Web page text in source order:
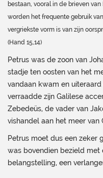
bestaan, vooral in de brieven
worden het frequente gebruik
vergriekste vorm is van zijn
(Hand 15,14)
Petrus was de zoon van
stadje ten oosten van het
vandaan kwam en
verraadde zijn Galilese
Zebedeüs, de vader van
vishandel aan het meer van
Petrus moet dus een zeker
was bovendien bezield
belangstelling, een